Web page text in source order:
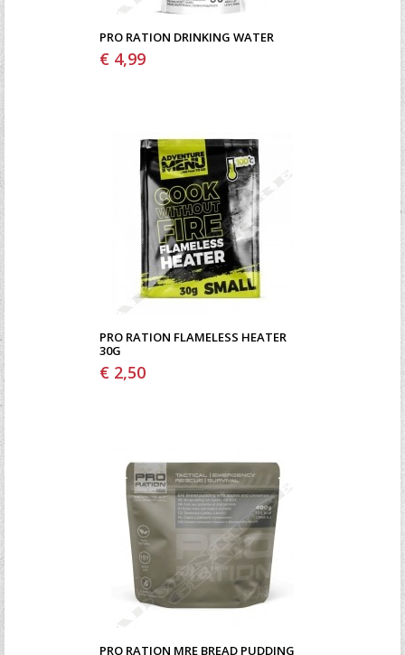
PRO RATION DRINKING WATER
€ 4,99
PRO RATION FLAMELESS HEATER
30G
€ 2,50
PRO RATION MRE BREAD PUDDING